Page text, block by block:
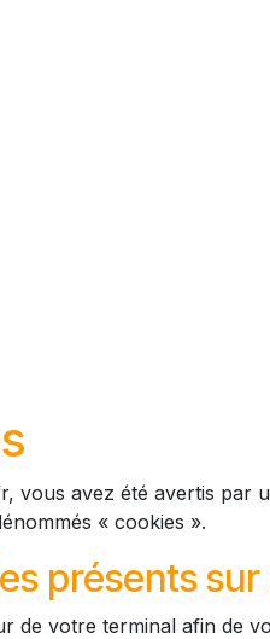
avez été avertis par
« cookies ».
présents
de votre terminal afin de